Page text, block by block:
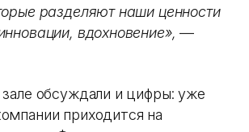
разделяют наши ценности
вдохновение», —
зале обсуждали и цифры: уже
приходится на